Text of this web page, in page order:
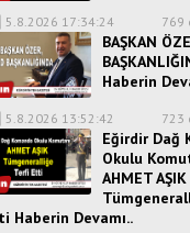
5.8.2026 17:34:24 769
BAŞKAN
Haberin
5.8.2026 13:52:42 723
Eğirdir Dağ
Okulu
AHMET AŞIK
Haberin Devamı..